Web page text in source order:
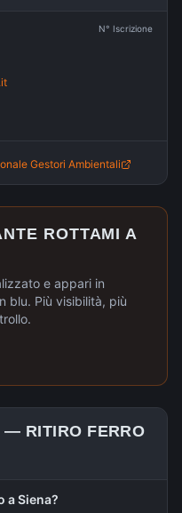
N° Iscrizione
Gestori Ambientali
ROTTAMI A
e appari in
blu. Più visibilità, più
— RITIRO FERRO
a Siena?